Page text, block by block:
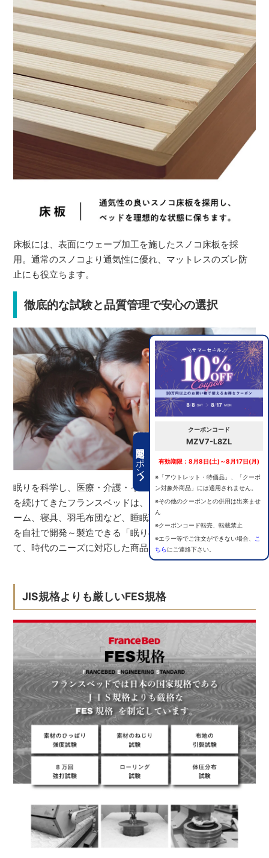
期間限定クーポン
クーポンコード
MZV7-L8ZL
有効期限：8月8日(土)～8月17日(月)
※「アウトレット・特価品」、「クーポ
ン対象外商品」には適用されません。
※その他のクーポンとの併用は出来ませ
ん
※クーポンコード転売、転載禁止
※エラー等でご注文ができない場合、
こ
ちらにご連絡下さい。
床板には、表面にウェーブ加工を施したスノコ床板を採
用。通常のスノコより通気性に優れ、マットレスのズレ防
止にも役立ちます。
徹底的な試験と品質管理で安心の選択
眠りを科学し、医療・介護・インテリアの分野で研究開発
を続けてきたフランスベッドは、マットレス、ベッドフレ
ーム、寝具、羽毛布団など、睡眠環境をつくる全ての商品
を自社で開発～製造できる「眠りの総合メーカー」とし
て、時代のニーズに対応した商品をつくり続けています。
JIS規格よりも厳しいFES規格